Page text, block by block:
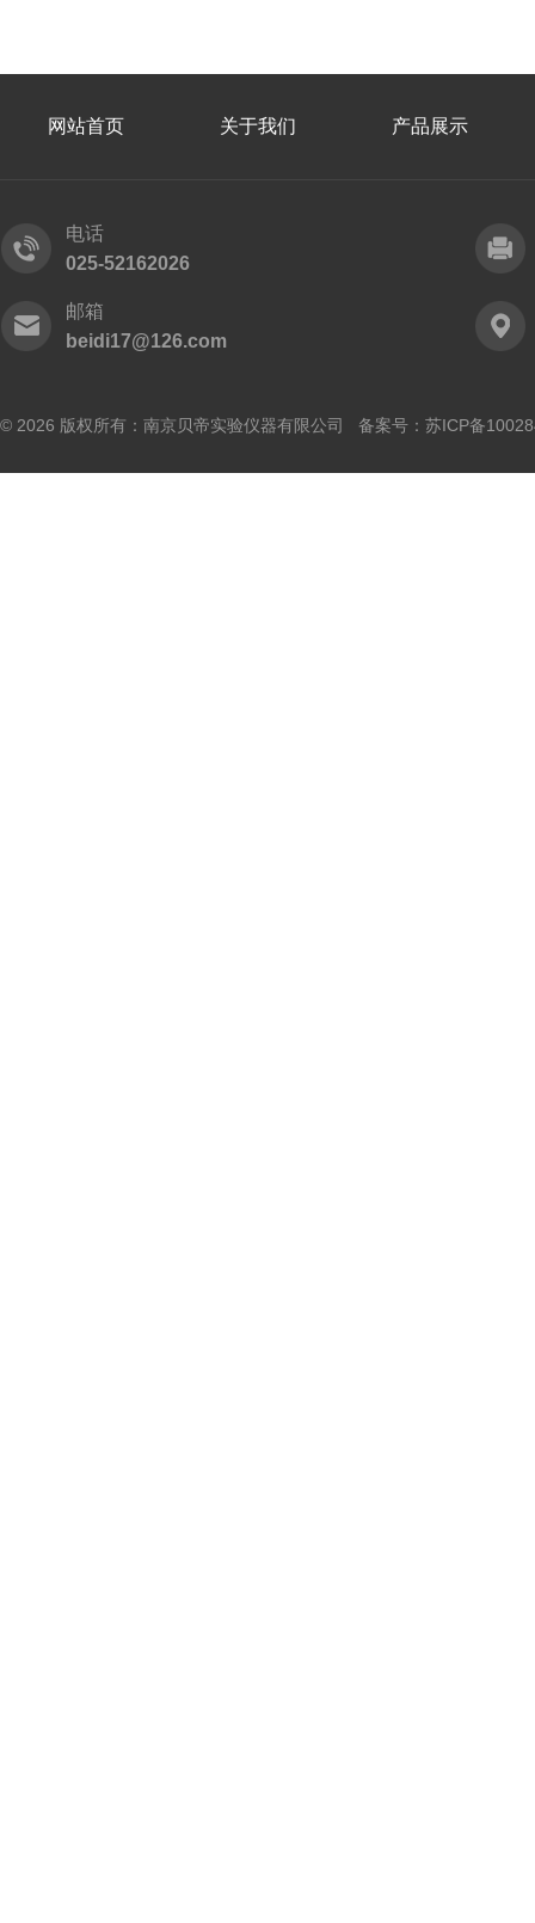
网站首页 关于我们 产品展示
电话
025-52162026
邮箱
beidi17@126.com
© 2026 版权所有：南京贝帝实验仪器有限公司 备案号： 苏ICP备